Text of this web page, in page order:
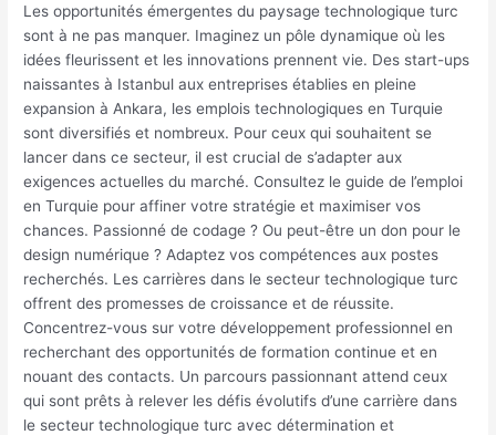
Les opportunités émergentes du paysage technologique turc
sont à ne pas manquer. Imaginez un pôle dynamique où les
idées fleurissent et les innovations prennent vie. Des start-ups
naissantes à Istanbul aux entreprises établies en pleine
expansion à Ankara, les emplois technologiques en Turquie
sont diversifiés et nombreux. Pour ceux qui souhaitent se
lancer dans ce secteur, il est crucial de s’adapter aux
exigences actuelles du marché. Consultez le guide de l’emploi
en Turquie pour affiner votre stratégie et maximiser vos
chances. Passionné de codage ? Ou peut-être un don pour le
design numérique ? Adaptez vos compétences aux postes
recherchés. Les carrières dans le secteur technologique turc
offrent des promesses de croissance et de réussite.
Concentrez-vous sur votre développement professionnel en
recherchant des opportunités de formation continue et en
nouant des contacts. Un parcours passionnant attend ceux
qui sont prêts à relever les défis évolutifs d’une carrière dans
le secteur technologique turc avec détermination et